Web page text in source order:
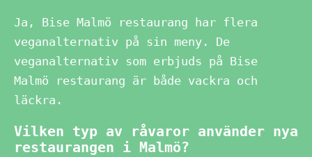
Ja, Bise Malmö restaurang har flera
veganalternativ på sin meny. De
veganalternativ som erbjuds på Bise
Malmö restaurang är både vackra och
läckra.
Vilken typ av råvaror använder nya
restaurangen i Malmö?